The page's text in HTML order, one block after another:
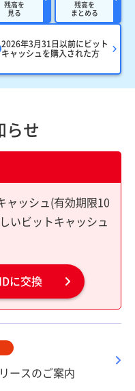
残高を
見る
残高を
まとめる
2026年3月31日以前にビット
キャッシュを購入された方
らせ
ッシュ(有効期限10
いビットキャッシュ
に交換
ースのご案内